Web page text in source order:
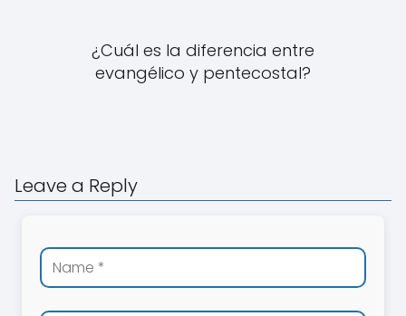
¿Cuál es la diferencia entre
evangélico y pentecostal?
Leave a Reply